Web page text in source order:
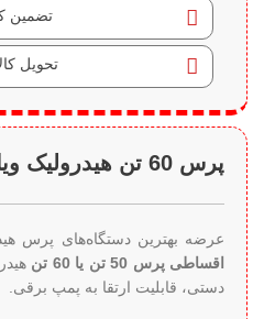
پرس 60 تن هیدرولیک ویل تک
عرضه بهترین دستگاه‌های پرس‌
اقساطی پرس‌ 50 تن یا 60 تن
دستی، قابلیت ارتقا به پمپ برقی.
تضمین
تحویل